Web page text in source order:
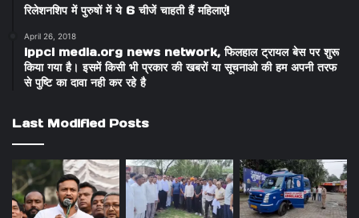
रिलेशनशिप में पुरुषों में ये 6 चीजें चाहती हैं महिलाएं!
April 26, 2018
ippci media.org news network, फिलहाल ट्रायल बेस पर शुरू
किया गया है। इसमें किसी भी प्रकार की खबरों या सूचनाओ की हम अपनी तरफ
से पुष्टि का दावा नही कर रहे है
Last Modified Posts